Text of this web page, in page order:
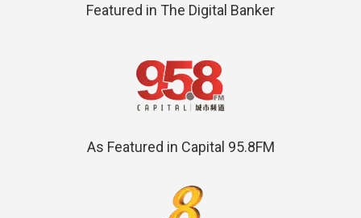
Featured in The Digital Banker
As Featured in Capital 95.8FM